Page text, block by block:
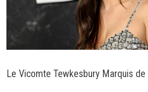
Le Vicomte Tewkesbury Marquis